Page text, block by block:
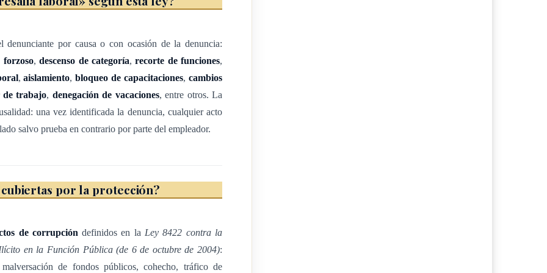
de valor pecuniario u otros beneficios como dádivas, favores,
para otra persona o entidad, a cambio de la realización u
funciones públicas bajo cualquier modalidad o
a un funcionario público o a una persona que
de valor pecuniario u otros beneficios como dádivas, favores,
provenientes de cualesquiera de los actos de corrupción
denunciante por causa o con ocasión de la denuncia:
forzoso,descenso de categoría,recorte de funciones,
,aislamiento,bloqueo de capacitaciones, cambios
de trabajo, denegación de vacaciones, entre otros. La
una vez identificada la denuncia, cualquier acto
salvo prueba en contrario por parte del empleador.
por la protección?
de corrupción definidos en la Ley 8422 contra la
en la Función Pública (de 6 de octubre de 2004):
de fondos públicos, cohecho, tráfico de